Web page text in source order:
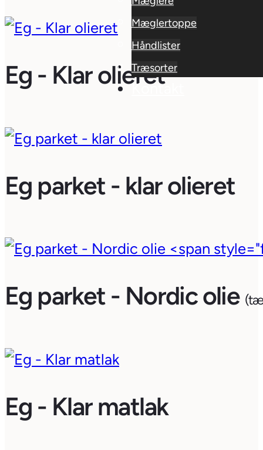
Mæglertoppe
Håndlister
Træsorter
Kontakt
Eg - Klar olieret
Eg parket - klar olieret
Eg parket - Nordic olie
Eg - Klar matlak